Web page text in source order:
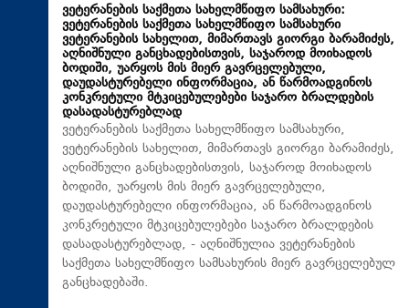
ვეტერანების საქმეთა სახელმწიფო სამსახური:
ვეტერანების საქმეთა სახელმწიფო სამსახური
ვეტერანების სახელით, მიმართავს გიორგი ბარამიძეს,
აღნიშნული განცხადებისთვის, საჯაროდ მოიხადოს
ბოდიში, უარყოს მის მიერ გავრცელებული,
დაუდასტურებელი ინფორმაცია, ან წარმოადგინოს
კონკრეტული მტკიცებულებები საჯარო ბრალდების
დასადასტურებლად
ვეტერანების საქმეთა სახელმწიფო სამსახური,
ვეტერანების სახელით, მიმართავს გიორგი ბარამიძეს,
აღნიშნული განცხადებისთვის, საჯაროდ მოიხადოს
ბოდიში, უარყოს მის მიერ გავრცელებული,
დაუდასტურებელი ინფორმაცია, ან წარმოადგინოს
კონკრეტული მტკიცებულებები საჯარო ბრალდების
დასადასტურებლად, - აღნიშნულია ვეტერანების
საქმეთა სახელმწიფო სამსახურის მიერ გავრცელებულ
განცხადებაში.